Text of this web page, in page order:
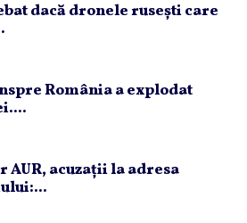
dacă dronele ruseşti care
România a explodat
acuzaţii la adresa